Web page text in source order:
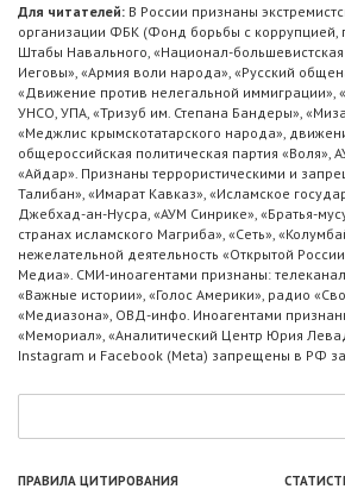
Для читателей: В России признаны
организации ФБК (Фонд борьбы с коррупцией,
Штабы Навального, «Национал-
Иеговы», «Армия воли народа», «Русский
«Движение против нелегальной иммиграции»,
УНСО, УПА, «Тризуб им. Степана Бандеры»,
«Меджлис крымскотатарского народа»,
общероссийская политическая партия «Воля»,
«Айдар». Признаны террористическими и
Талибан», «Имарат Кавказ», «Исламское
Джебхад-ан-Нусра, «АУМ Синрике», «Братья-
странах исламского Магриба», «Сеть»,
нежелательной деятельность «Открытой
Медиа». СМИ-иноагентами признаны:
«Важные истории», «Голос Америки», радио
«Медиазона», ОВД-инфо. Иноагентами
«Мемориал», «Аналитический Центр Юрия
Instagram и Facebook (Metа) запрещены в РФ за
ПРАВИЛА ЦИТИРОВАНИЯ